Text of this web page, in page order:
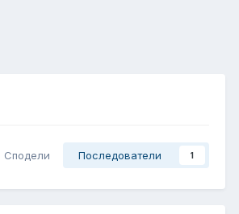
Сподели Последователи 1